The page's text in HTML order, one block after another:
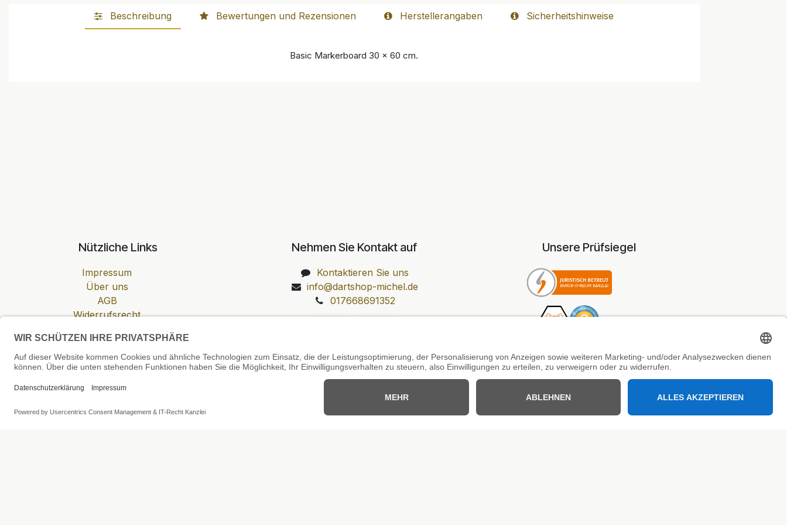
Beschreibung Bewertungen und Rezensionen Herstellerangaben Sicherheitshinweise
Basic Markerboard 30 x 60 cm.
Nützliche Links
Impressum
Über uns
AGB
Widerrufsrecht
Zahlung & Versand
Cookie-Einstellungen
Nehmen Sie Kontakt auf
Kontaktieren Sie uns
info@dartshop-michel.de
017668691352
Unsere Prüfsiegel